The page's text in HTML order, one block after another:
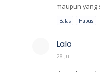
maupun yang
Balas Hapus
Lala
28 Juli